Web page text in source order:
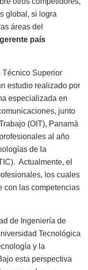
global, si logra
áreas del
país
Técnico Superior
estudio realizado por
especializada en
junto
(OIT), Panamá
al año
de la
Actualmente, el
los cuales
con las competencias
de Ingeniería de
Tecnológica
y la
esta perspectiva